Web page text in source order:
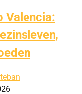
Valencia: